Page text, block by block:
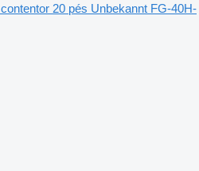
contentor 20 pés Unbekannt FG-40H-